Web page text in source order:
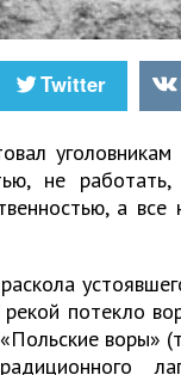
Twitter
не
а
потекло
воры»